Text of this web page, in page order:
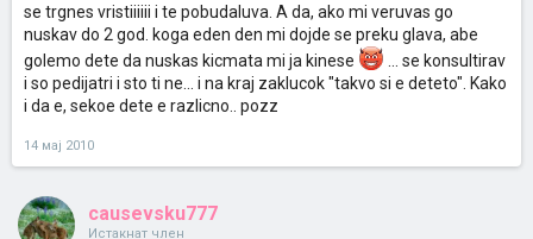
se trgnes vristiiiiii i te pobudaluva. A da, ako mi veruvas go
nuskav do 2 god. koga eden den mi dojde se preku glava, abe
golemo dete da nuskas kicmata mi ja kinese
... se konsultirav
i so pedijatri i sto ti ne... i na kraj zaklucok "takvo si e deteto". Kako
i da e, sekoe dete e razlicno.. pozz
14 мај 2010
causevsku777
Истакнат член